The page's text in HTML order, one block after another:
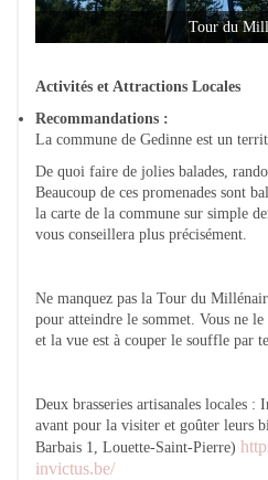
Tour du
Activités et Attractions Locales
Recommandations :
La commune de Gedinne est un
De quoi faire de jolies balades,
Beaucoup de ces promenades sont
la carte de la commune sur simple
vous conseillera plus précisément.
Ne manquez pas la Tour du
pour atteindre le sommet. Vous ne
et la vue est à couper le souffle par
Deux brasseries artisanales locales
avant pour la visiter et goûter leurs
Barbais 1, Louette-Saint-Pierre)
invictus.be/